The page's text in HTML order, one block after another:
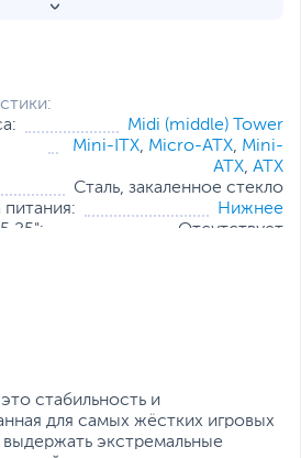
Midi (middle) Tower
Mini-ITX, Micro-ATX, Mini-
ATX, ATX
Сталь, закаленное стекло
Нижнее
Отсутствует
стабильность и
для самых жёстких игровых
экстремальные